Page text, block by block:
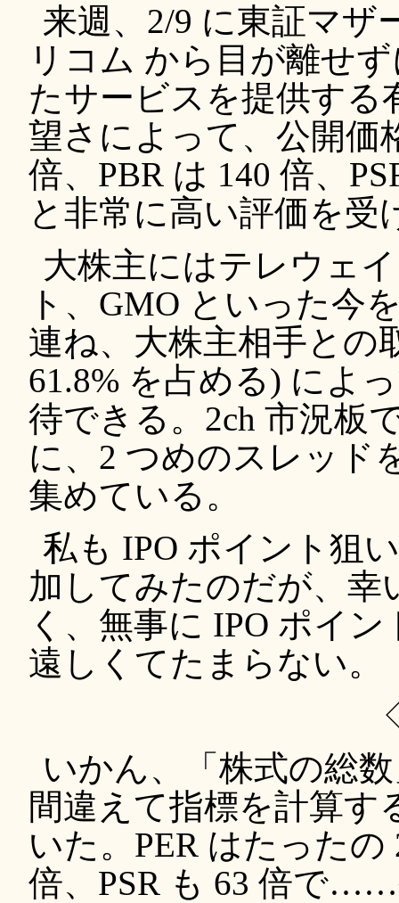
来週、2/9 に東証マザ
リコム から目が離せ
たサービスを提供する
望さによって、公開価
倍、PBR は 140 倍、
と非常に高い評価を受
大株主にはテレウェ
ト、GMO といった今
連ね、大株主相手との
61.8% を占める) によ
待できる。2ch 市況板
に、2 つめのスレッド
集めている。
私も IPO ポイント狙
加してみたのだが、
く、無事に IPO ポイ
遠しくてたまらない。
いかん、「株式の総
間違えて指標を計算
いた。PER はたったの
倍、PSR も 63 倍で